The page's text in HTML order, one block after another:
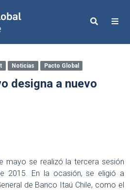
Search
Noticias Pacto Global
designa a nuevo
mayo se realizó la tercera sesión
2015. En la ocasión, se eligió a
de Banco Itaú Chile, como el